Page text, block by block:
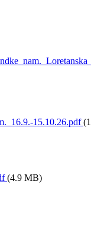
15.10.26.pdf
(4.9 MB)